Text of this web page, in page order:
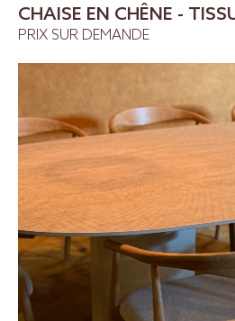
CHAISE EN CHÊNE -
PRIX SUR DEMANDE